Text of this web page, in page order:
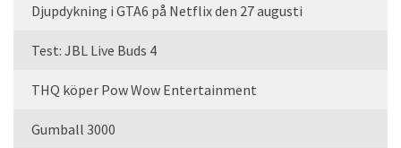
Djupdykning i GTA6 på Netflix den 27 augusti
Test: JBL Live Buds 4
THQ köper Pow Wow Entertainment
Gumball 3000